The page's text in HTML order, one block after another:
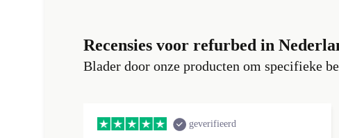
Recensies voor refurbed in
Blader door onze producten om specifieke
geverifieerd